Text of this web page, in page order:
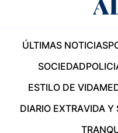
ÚLTIMAS NOTICIAS
SOCIEDAD
ESTILO DE VIDA
DIARIO EXTRAVIDA Y